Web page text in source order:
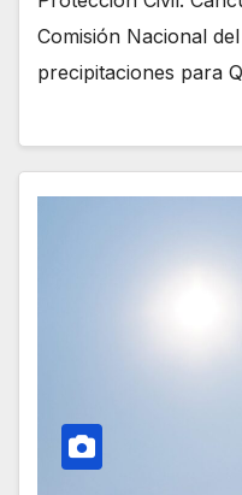
Comisión Nacional
precipitaciones para